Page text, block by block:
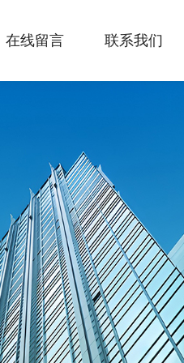
在线留言 联系我们